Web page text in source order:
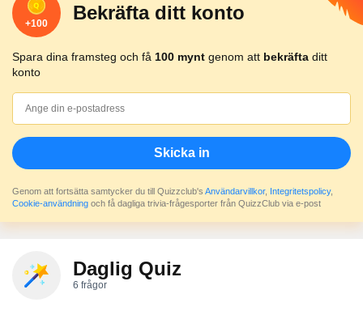
+100
Bekräfta ditt konto
Spara dina framsteg och få 100 mynt genom att bekräfta ditt
konto
Skicka in
Genom att fortsätta samtycker du till Quizzclub's Användarvillkor, Integritetspolicy,
Cookie-användning och få dagliga trivia-frågesporter från QuizzClub via e-post
Daglig Quiz
6 frågor